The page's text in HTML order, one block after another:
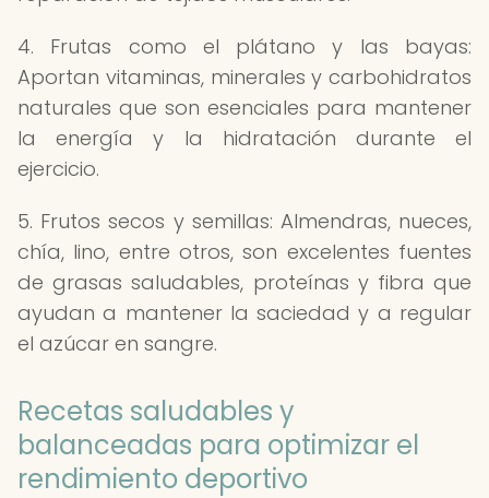
4. Frutas como el plátano y las bayas:
Aportan vitaminas, minerales y carbohidratos
naturales que son esenciales para mantener
la energía y la hidratación durante el
ejercicio.
5. Frutos secos y semillas: Almendras, nueces,
chía, lino, entre otros, son excelentes fuentes
de grasas saludables, proteínas y fibra que
ayudan a mantener la saciedad y a regular
el azúcar en sangre.
Recetas saludables y
balanceadas para optimizar el
rendimiento deportivo